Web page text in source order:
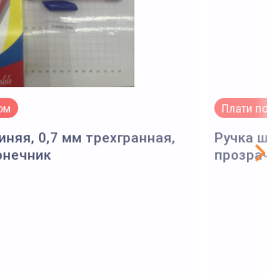
0,7 мм трехгранная,
Плати
Ручка